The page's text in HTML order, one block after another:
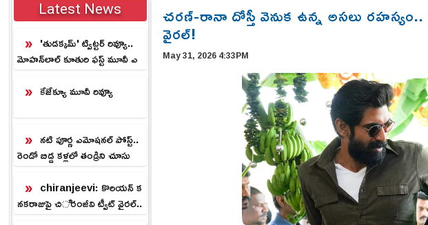
Latest News
'తుడక్కమ్' ట్విట్టర్ రివ్యూ..
మోహన్‌లాల్ కూతురి ఫస్ట్ మూవీ ఎ
కేజేక్యూ మూవీ రివ్యూ
నటి పూర్ణ ఎమోషనల్ పోస్ట్..
రెండో బిడ్డ కళ్లలో తండ్రిని చూసు
chiranjeevi: కొరియన్ క
నకరాజుపై చిరంజీవి ట్వీట్ వైరల్..
చరణ్-రానా దోస్తీ వెనుక ఉన్న అసలు రహస్యం..
వైరల్!
May 31, 2026 4:33PM